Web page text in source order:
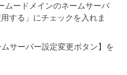
ムードメインのネームサーバ
する」にチェックを入れま
サーバー設定変更ボタン】を